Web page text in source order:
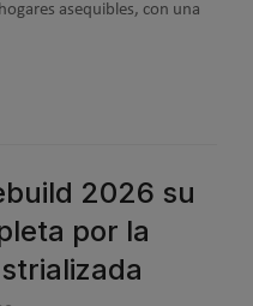
asequibles, con una
2026 su
por la